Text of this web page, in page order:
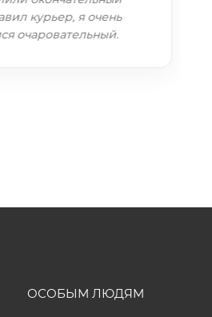
курьер, я очень
очаровательный.
ОСОБЫМ ЛЮДЯМ